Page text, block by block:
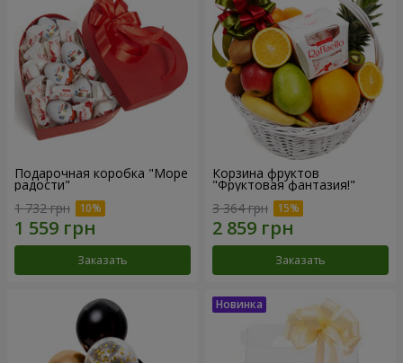
Подарочная коробка "Море
радости"
1 732 грн
Заказать
Корзина фруктов
"Фруктовая фантазия!"
3 364 грн
Заказать